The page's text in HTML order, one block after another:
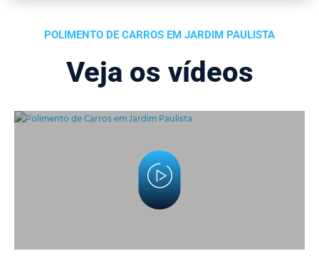
POLIMENTO DE CARROS EM JARDIM PAULISTA
Veja os vídeos